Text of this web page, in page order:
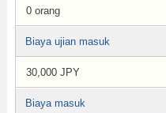
0 orang
Biaya ujian masuk
30,000 JPY
Biaya masuk